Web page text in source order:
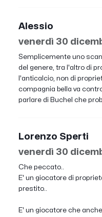
Alessio
venerdì 30
Semplicemente uno
del genere, tra l'altro di
l'anticalcio, non di
compagnia bella va
parlare di Buchel che
Lorenzo Sperti
venerdì 30
Che peccato..
E' un giocatore di
prestito..
E' un giocatore che